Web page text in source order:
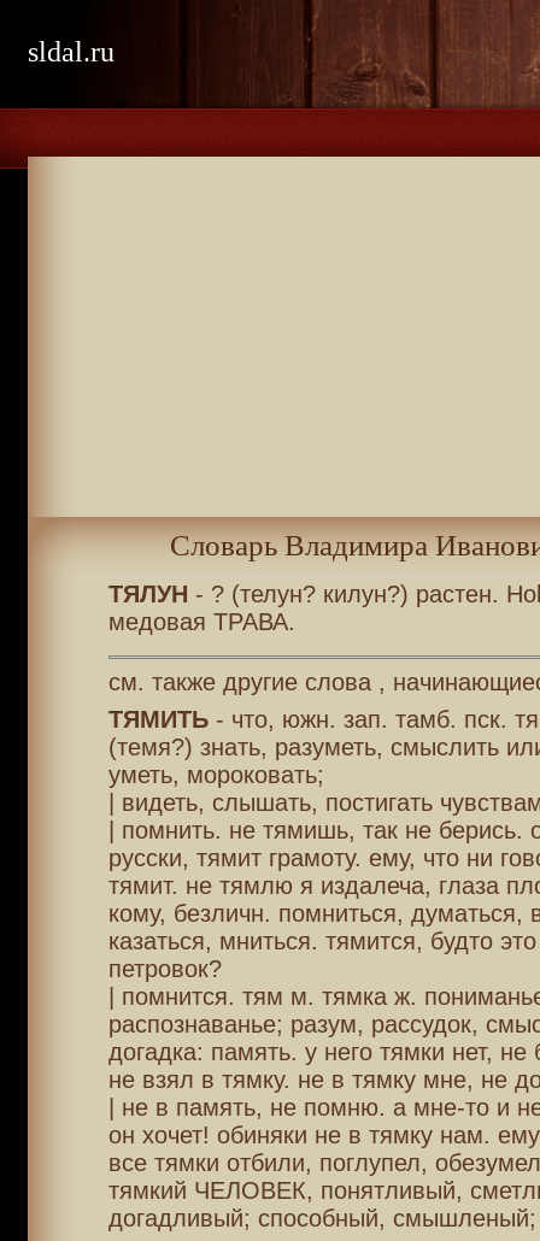
sldal.ru
Словарь Владимира
ТЯЛУН - ? (телун? килун?) растен.
медовая ТРАВА.
см. также другие слова ,
ТЯМИТЬ- что, южн. зап. тамб. пск.
(темя?) знать, разуметь, смыслить
уметь, мороковать;
| видеть, слышать, постигать
| помнить. не тямишь, так не берись.
русски, тямит грамоту. ему, что ни
тямит. не тямлю я издалеча, глаза
кому, безличн. помниться, думаться,
казаться, мниться. тямится, будто
петровок?
| помнится. тям м. тямка ж.
распознаванье; разум, рассудок,
догадка: память. у него тямки нет, не
не взял в тямку. не в тямку мне, не
| не в память, не помню. а мне-то и
он хочет! обиняки не в тямку нам.
все тямки отбили, поглупел,
тямкий ЧЕЛОВЕК, понятливый,
догадливый; способный,